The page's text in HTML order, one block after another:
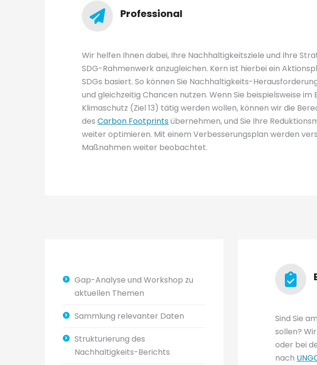
Professional
Wir helfen Ihnen dabei, Ihre Nachhaltigkeitsziele und Ihre
SDG-Rahmenwerk anzugleichen. Kern ist hierbei ein
SDGs basiert. So können Sie Nachhaltigkeits-
und gleichzeitig Chancen nutzen. Wenn Sie beispielsweise im
Klimaschutz (Ziel 13) tätig werden wollen, können wir die
desCarbon Footprintsübernehmen, und Sie Ihre
weiter optimieren. Mit einem Verbesserungsplan werden
Maßnahmen weiter beobachtet.
Gap-Analyse und Workshop zu
aktuellen Themen
Sammlung relevanter Daten
Strukturierung des
Nachhaltigkeits-Berichts
Sind Sie
sollen?
oder bei
nach